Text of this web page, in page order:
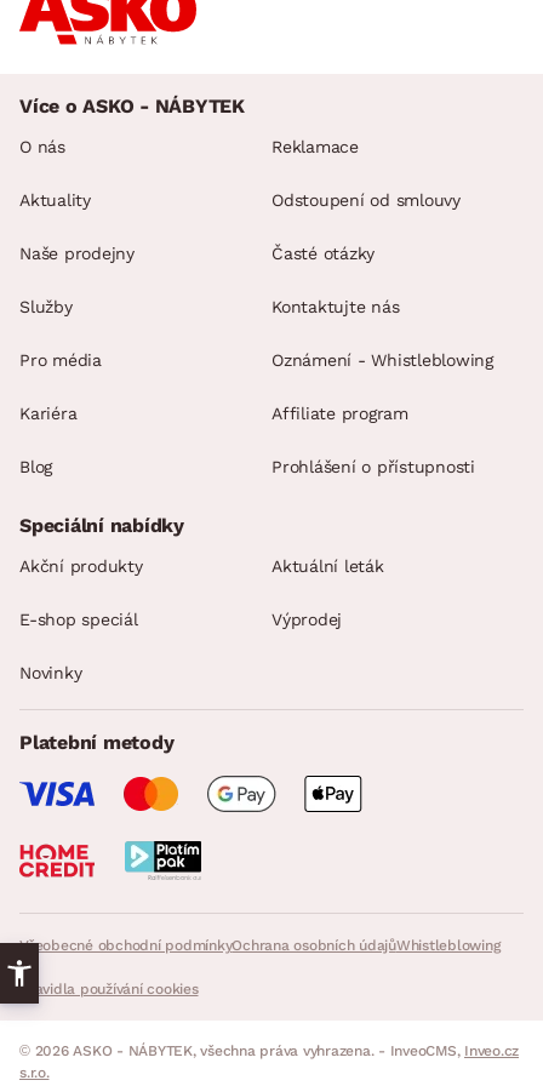
moderní nadčasový styl
Více o ASKO - NÁBYTEK
O nás
Aktuality
Naše prodejny
Služby
Pro média
Kariéra
Blog
Reklamace
Odstoupení od smlouvy
Časté otázky
Kontaktujte nás
Oznámení - Whistleblowing
Affiliate program
Prohlášení o přístupnosti
Všeobecné obchodní podmínkyOchrana osobních údajůWhistleblowing
Pravidla používání cookies
Speciální nabídky
Akční produkty Aktuální leták
E-shop speciál Výprodej
Novinky
Platební metody
© 2026 ASKO - NÁBYTEK, všechna práva vyhrazena. - InveoCMS, Inveo.cz
s.r.o.